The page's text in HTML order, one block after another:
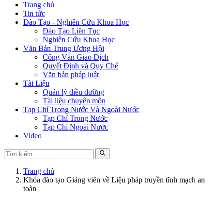
Trang chủ
Tin tức
Đào Tạo - Nghiên Cứu Khoa Học
Đào Tạo Liên Tục
Nghiên Cứu Khoa Học
Văn Bản Trung Ương Hội
Công Văn Giao Dịch
Quyết Định và Quy Chế
Văn bản pháp luật
Tài Liệu
Quản lý điều dưỡng
Tài liệu chuyên môn
Tạp Chí Trong Nước Và Ngoài Nước
Tạp Chí Trong Nước
Tạp Chí Ngoài Nước
Video
Trang chủ
Khóa đào tạo Giảng viên về Liệu pháp truyền tĩnh mạch an
toàn